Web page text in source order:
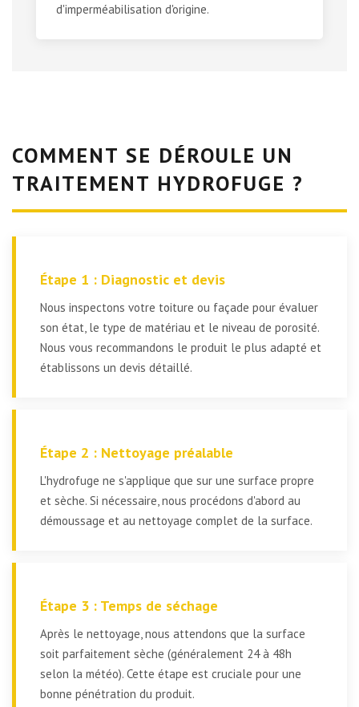
d'imperméabilisation d'origine.
COMMENT SE DÉROULE UN
TRAITEMENT HYDROFUGE ?
Étape 1 : Diagnostic et devis
Nous inspectons votre toiture ou façade pour évaluer
son état, le type de matériau et le niveau de porosité.
Nous vous recommandons le produit le plus adapté et
établissons un devis détaillé.
Étape 2 : Nettoyage préalable
L'hydrofuge ne s'applique que sur une surface propre
et sèche. Si nécessaire, nous procédons d'abord au
démoussage et au nettoyage complet de la surface.
Étape 3 : Temps de séchage
Après le nettoyage, nous attendons que la surface
soit parfaitement sèche (généralement 24 à 48h
selon la météo). Cette étape est cruciale pour une
bonne pénétration du produit.